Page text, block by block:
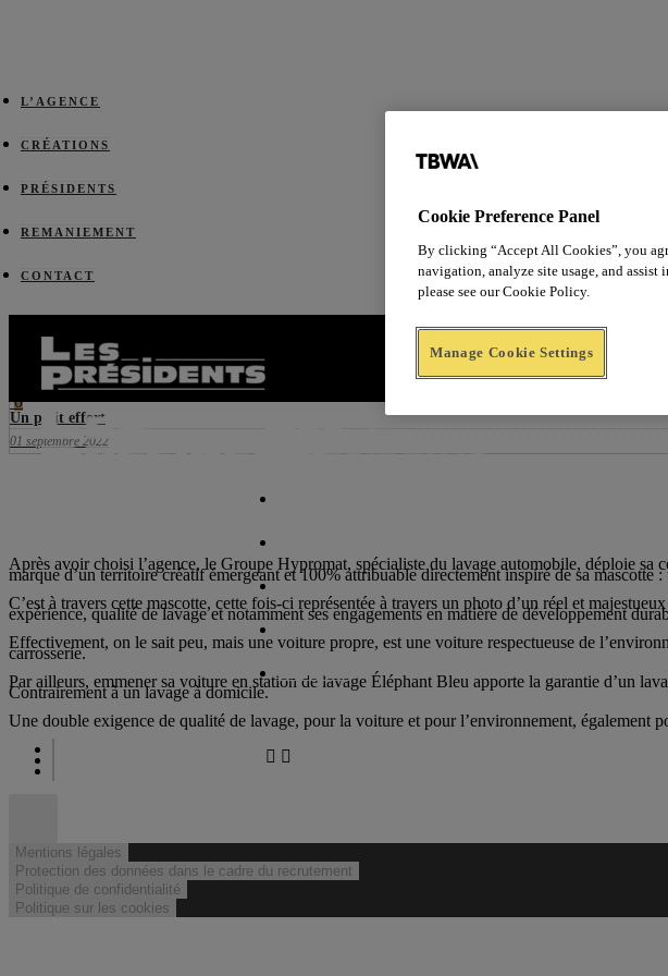
L’AGENCE
CRÉATIONS
PRÉSIDENTS
REMANIEMENT
CONTACT
CONTACT
Prev
Du nouveau sous le soleil
11 mai 2022
Next
0
Un petit effort
01 septembre 2022
Après avoir choisi l’agence, le Groupe Hypromat, spécialiste du lavage automobile, déploie sa
marque d’un territoire créatif émergeant et 100% attribuable directement inspiré de sa mascotte
C’est à travers cette mascotte, cette fois-ci représentée à travers un photo d’un réel et
expérience, qualité de lavage et notamment ses engagements en matière de développement
Effectivement, on le sait peu, mais une voiture propre, est une voiture respectueuse de
carrosserie.
Par ailleurs, emmener sa voiture en station de lavage Éléphant Bleu apporte la garantie d’un
Contrairement à un lavage à domicile.
Une double exigence de qualité de lavage, pour la voiture et pour l’environnement, également
Mentions légales
Protection des données dans le cadre du recrutement
Politique de confidentialité
Politique sur les cookies
Cookie Preference Panel
By clicking “Accept All Cookies”, you
navigation, analyze site usage, and
please see our Cookie Policy.
Manage Cookie Settings